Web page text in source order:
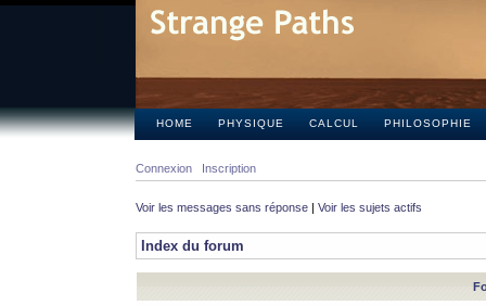
HOME PHYSIQUE CALCUL PHILOSOPHIE
Connexion Inscription
Voir les messages sans réponse | Voir les sujets actifs
Index du forum